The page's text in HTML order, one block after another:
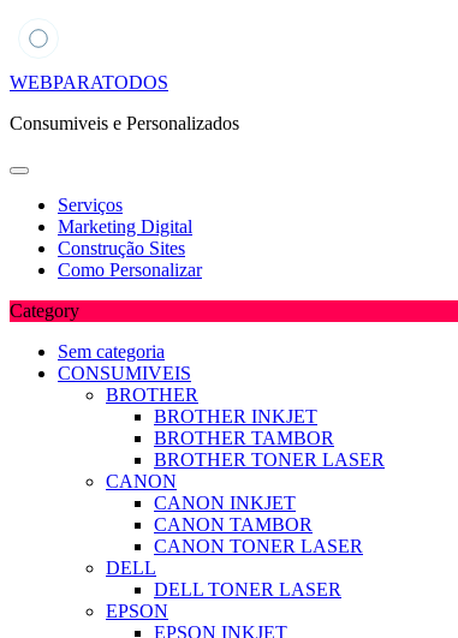
Skip
content
WEBPARATODOS
Consumiveis e Personalizados
Serviços
Marketing Digital
Construção Sites
Como Personalizar
Category
Sem categoria
CONSUMIVEIS
BROTHER
BROTHER INKJET
BROTHER TAMBOR
BROTHER TONER LASER
CANON
CANON INKJET
CANON TAMBOR
CANON TONER LASER
DELL
DELL TONER LASER
EPSON
EPSON INKJET